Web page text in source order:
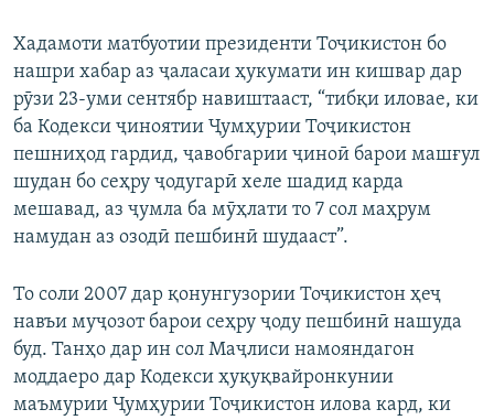
Хадамоти матбуотии президенти Тоҷикистон бо
нашри хабар аз ҷаласаи ҳукумати ин кишвар дар
рӯзи 23-уми сентябр навиштааст, “тибқи иловае, ки
ба Кодекси ҷиноятии Ҷумҳурии Тоҷикистон
пешниҳод гардид, ҷавобгарии ҷиноӣ барои машғул
шудан бо сеҳру ҷодугарӣ хеле шадид карда
мешавад, аз ҷумла ба мӯҳлати то 7 сол маҳрум
намудан аз озодӣ пешбинӣ шудааст”.
То соли 2007 дар қонунгузории Тоҷикистон ҳеҷ
навъи муҷозот барои сеҳру ҷоду пешбинӣ нашуда
буд. Танҳо дар ин сол Маҷлиси намояндагон
моддаеро дар Кодекси ҳуқуқвайронкунии
маъмурии Ҷумҳурии Тоҷикистон илова кард, ки